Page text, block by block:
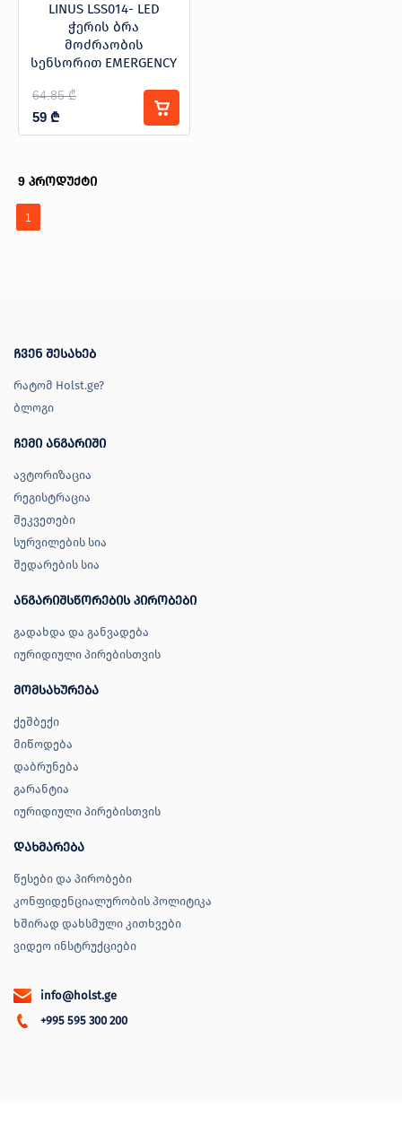
LINUS LSS014- LED
ჭერის ბრა
მოძრაობის
სენსორით EMERGENCY
64.85 ₾
59 ₾
9 პროდუქტი
1
ჩვენ შესახებ
რატომ Holst.ge?
ბლოგი
ჩემი ანგარიში
ავტორიზაცია
რეგისტრაცია
შეკვეთები
სურვილების სია
შედარების სია
ანგარიშსწორების პირობები
გადახდა და განვადება
იურიდიული პირებისთვის
მომსახურება
ქეშბექი
მიწოდება
დაბრუნება
გარანტია
იურიდიული პირებისთვის
დახმარება
წესები და პირობები
კონფიდენციალურობის პოლიტიკა
ხშირად დახსმული კითხვები
ვიდეო ინსტრუქციები
info@holst.ge
+995 595 300 200